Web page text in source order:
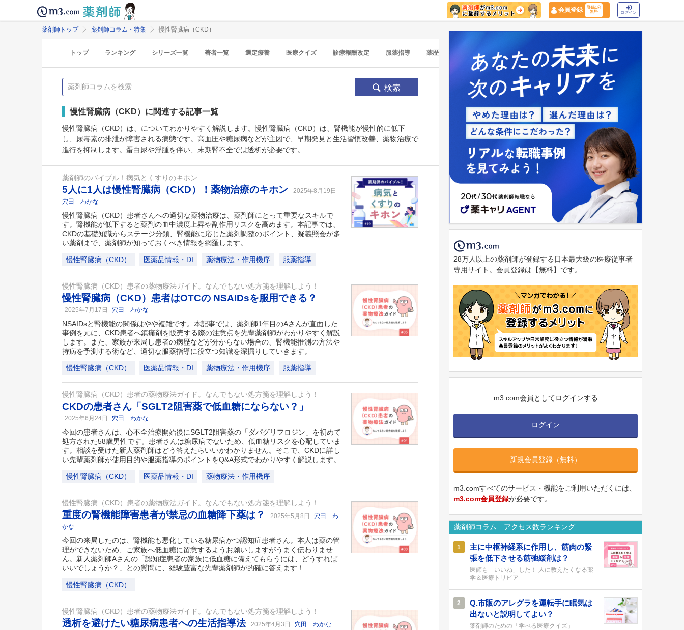
会員登録
登録1分
無料
ログイン
薬剤師トップ 薬剤師コラム・特集 慢性腎臓病（CKD）
トップ ランキング シリーズ一覧 著者一覧 選定療養 医療クイズ 診療報酬改定 服薬指導 薬歴 マイナ保険証
検索
慢性腎臓病（CKD）に関連する記事一覧
慢性腎臓病（CKD）は、についてわかりやすく解説します。慢性腎臓病（CKD）は、腎機能が慢性的に低下
し、尿毒素の排泄が障害される病態です。高血圧や糖尿病などが主因で、早期発見と生活習慣改善、薬物治療で
進行を抑制します。蛋白尿や浮腫を伴い、末期腎不全では透析が必要です。
薬剤師のバイブル！病気とくすりのキホン
5人に1人は慢性腎臓病（CKD）！薬物治療のキホン
2025年8月19日
穴田 わかな
慢性腎臓病（CKD）患者さんへの適切な薬物治療は、薬剤師にとって重要なスキルで
す。腎機能が低下すると薬剤の血中濃度上昇や副作用リスクを高めます。本記事では、
CKDの基礎知識からステージ分類、腎機能に応じた薬剤調整のポイント、疑義照会が多
い薬剤まで、薬剤師が知っておくべき情報を網羅します。
慢性腎臓病（CKD） 医薬品情報・DI 薬物療法・作用機序 服薬指導
慢性腎臓病（CKD）患者の薬物療法ガイド。なんでもない処方箋を理解しよう！
慢性腎臓病（CKD）患者はOTCの NSAIDsを服用できる？
2025年7月17日 穴田 わかな
NSAIDsと腎機能の関係はやや複雑です。本記事では、薬剤師1年目のAさんが直面した
事例を元に、CKD患者へ鎮痛剤を販売する際の注意点を先輩薬剤師がわかりやすく解説
します。また、家族が来局し患者の病歴などが分からない場合の、腎機能推測の方法や
持病を予測する術など、適切な服薬指導に役立つ知識を深掘りしていきます。
慢性腎臓病（CKD） 医薬品情報・DI 薬物療法・作用機序 服薬指導
慢性腎臓病（CKD）患者の薬物療法ガイド。なんでもない処方箋を理解しよう！
CKDの患者さん「SGLT2阻害薬で低血糖にならない？」
2025年6月24日 穴田 わかな
今回の患者さんは、心不全治療開始後にSGLT2阻害薬の「ダパグリフロジン」を初めて
処方された58歳男性です。患者さんは糖尿病でないため、低血糖リスクを心配していま
す。相談を受けた新人薬剤師はどう答えたらいいかわかりません。そこで、CKDに詳し
い先輩薬剤師が使用目的や服薬指導のポイントをQ&A形式でわかりやすく解説します。
慢性腎臓病（CKD） 医薬品情報・DI 薬物療法・作用機序
慢性腎臓病（CKD）患者の薬物療法ガイド。なんでもない処方箋を理解しよう！
重度の腎機能障害患者が禁忌の血糖降下薬は？ 2025年5月8日
穴田 わ
かな
今回の来局したのは、腎機能も悪化している糖尿病かつ認知症患者さん。本人は薬の管
理ができないため、ご家族へ低血糖に留意するようお願いしますがうまく伝わりませ
ん。新人薬剤師Aさんの「認知症患者の家族に低血糖に備えてもらうには、どうすれば
いいでしょうか？」との質問に、経験豊富な先輩薬剤師が的確に答えます！
慢性腎臓病（CKD）
慢性腎臓病（CKD）患者の薬物療法ガイド。なんでもない処方箋を理解しよう！
透析を避けたい糖尿病患者への生活指導法 2025年4月3日 穴田 わかな
28万人以上の薬剤師が登録する日本最大級の医療従事者
専用サイト。会員登録は【無料】です。
m3.com会員としてログインする
ログイン
新規会員登録（無料）
m3.comすべてのサービス・機能をご利用いただくには、
m3.com会員登録が必要です。
薬剤師コラム アクセス数ランキング
1
主に中枢神経系に作用し、筋肉の緊
張を低下させる筋弛緩剤は？
医師も「いいね」した！ 人に教えたくなる薬
学＆医療トリビア
2
Q.市販のアレグラを運転手に眠気は
出ないと説明してよい？
薬剤師のための「学べる医療クイズ」